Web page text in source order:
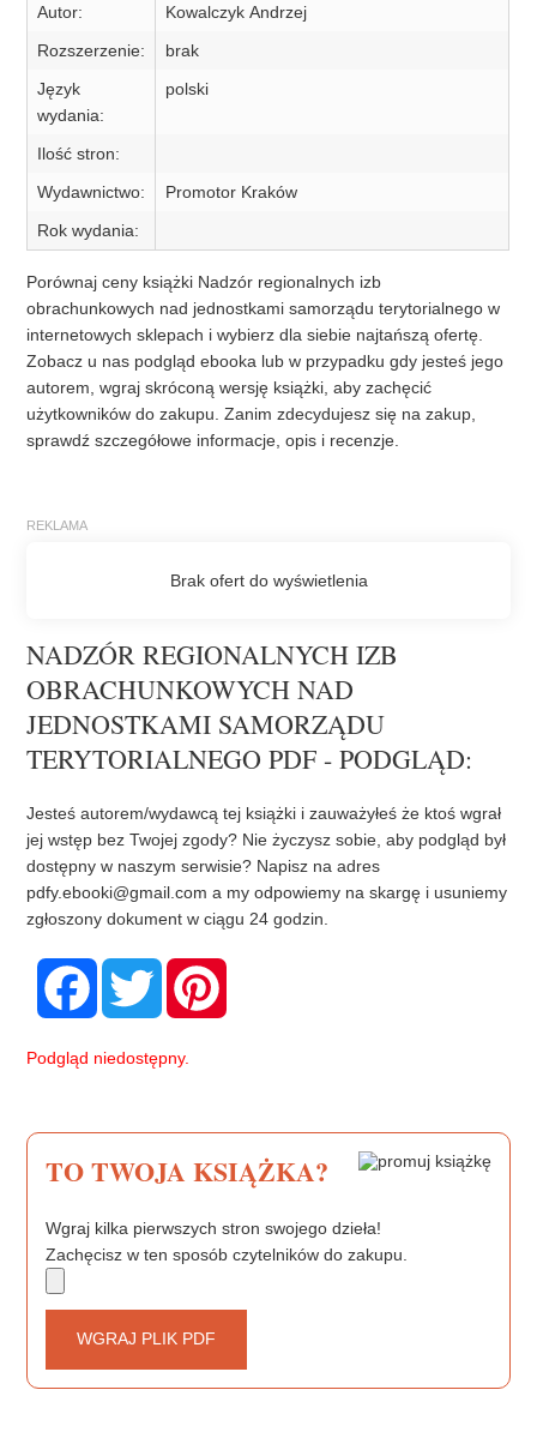
Autor:
Kowalczyk Andrzej
Rozszerzenie:
brak
Język
wydania:
polski
Ilość stron:
Wydawnictwo:
Promotor Kraków
Rok wydania:
Porównaj ceny książki Nadzór regionalnych izb
obrachunkowych nad jednostkami samorządu terytorialnego w
internetowych sklepach i wybierz dla siebie najtańszą ofertę.
Zobacz u nas podgląd ebooka lub w przypadku gdy jesteś jego
autorem, wgraj skróconą wersję książki, aby zachęcić
użytkowników do zakupu. Zanim zdecydujesz się na zakup,
sprawdź szczegółowe informacje, opis i recenzje.
NADZÓR REGIONALNYCH IZB
OBRACHUNKOWYCH NAD
JEDNOSTKAMI SAMORZĄDU
TERYTORIALNEGO PDF - PODGLĄD:
Jesteś autorem/wydawcą tej książki i zauważyłeś że ktoś wgrał
jej wstęp bez Twojej zgody? Nie życzysz sobie, aby podgląd był
dostępny w naszym serwisie? Napisz na adres
pdfy.ebooki@gmail.com a my odpowiemy na skargę i usuniemy
zgłoszony dokument w ciągu 24 godzin.
F
c
o
T
w
i
e
Podgląd niedostępny.
TO TWOJA KSIĄŻKA?
Wgraj kilka pierwszych stron swojego dzieła!
Zachęcisz w ten sposób czytelników do zakupu.
WGRAJ PLIK PDF